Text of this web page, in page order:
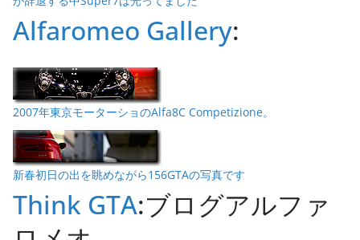
Alfaromeo Gallery:
2007年東京モーターショのAlfa8C Competizione。
新春初日の出を眺めながら156GTAの写真です
Think GTA:ブログアルファ